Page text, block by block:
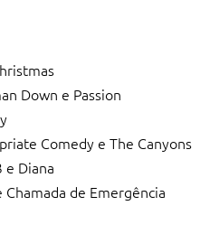
Down e Passion
Comedy e The Canyons
e Diana
de Emergência